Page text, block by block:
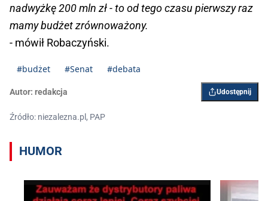
nadwyżkę 200 mln zł - to od tego czasu pierwszy raz
mamy budżet zrównoważony.
- mówił Robaczyński.
#budżet #Senat #debata
Autor: redakcja Udostępnij
Źródło: niezalezna.pl, PAP
HUMOR